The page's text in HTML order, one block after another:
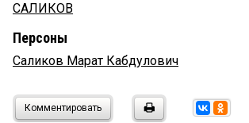
САЛИКОВ
Персоны
Саликов Марат Кабдулович
Комментировать